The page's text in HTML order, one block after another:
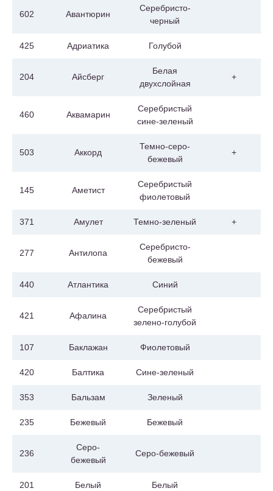
602 Авантюрин
Серебристо-
черный
425 Адриатика Голубой
204 Айсберг
Белая
двухслойная
+
460 Аквамарин
Серебристый
сине-зеленый
503 Аккорд
Темно-серо-
бежевый
+
145 Аметист
Серебристый
фиолетовый
371 Амулет Темно-зеленый +
277 Антилопа
Серебристо-
бежевый
440 Атлантика Синий
421 Афалина
Серебристый
зелено-голубой
107 Баклажан Фиолетовый
420 Балтика Сине-зеленый
353 Бальзам Зеленый
235 Бежевый Бежевый
236
Серо-
бежевый
Серо-бежевый
201 Белый Белый